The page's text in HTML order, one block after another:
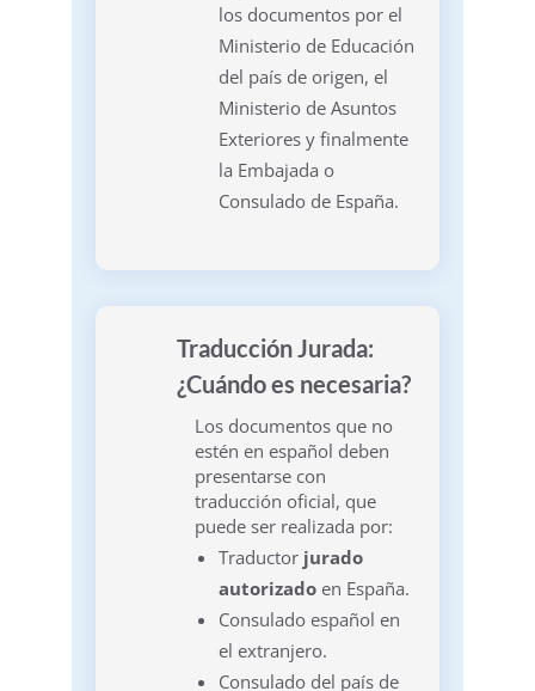
los documentos por el
Ministerio de Educación
del país de origen, el
Ministerio de Asuntos
Exteriores y finalmente
la Embajada o
Consulado de España.
Traducción Jurada:
¿Cuándo es necesaria?
Los documentos que no
estén en español deben
presentarse con
traducción oficial, que
puede ser realizada por:
Traductor jurado
autorizado en España.
Consulado español en
el extranjero.
Consulado del país de